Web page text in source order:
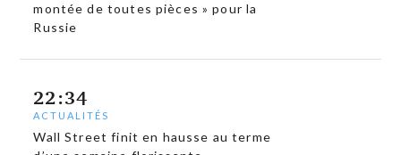
montée de toutes pièces » pour la
Russie
22:34
ACTUALITÉS
Wall Street finit en hausse au terme